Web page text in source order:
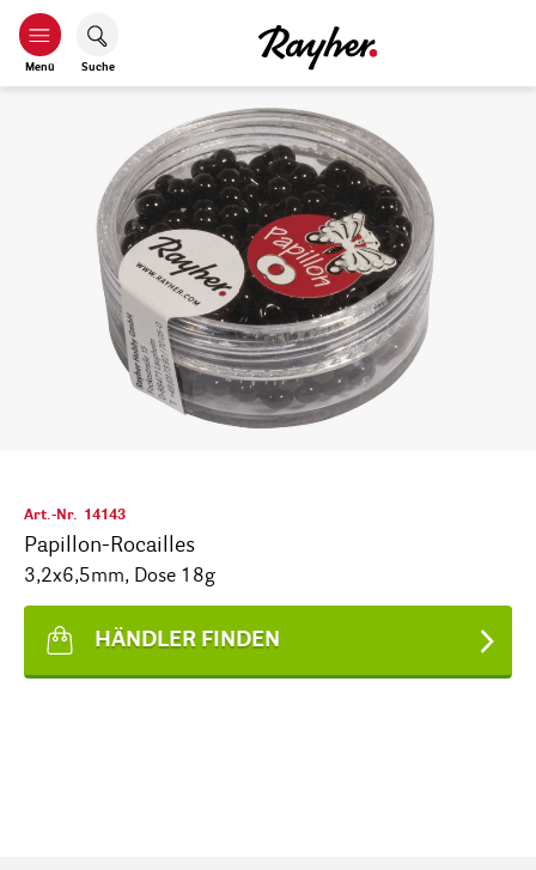
Menü Suche
Art.-Nr. 14143
Papillon-Rocailles
3,2x6,5mm, Dose 18g
HÄNDLER FINDEN